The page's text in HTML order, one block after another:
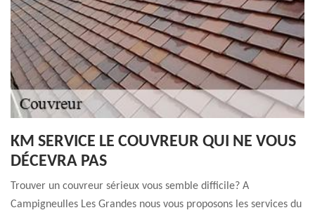
KM SERVICE LE COUVREUR QUI NE VOUS
DÉCEVRA PAS
Trouver un couvreur sérieux vous semble difficile? A
Campigneulles Les Grandes nous vous proposons les services du